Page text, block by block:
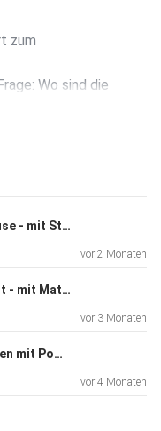
zum
Wo sind die
Besuch auf dem
Welches
Welche Früchte in
beiden machen einen
Weltall Spiegel
#96 - Diese Insel mein Zuhause - mit Stefanie Körner
vor 2 Monaten
#95 - Hot, Tough & Behindert - mit Matilda Jelitto
vor 3 Monaten
#94 - Fritierte Sonnenstrahlen mit Pommessalz - mit Lina Z.
vor 4 Monaten